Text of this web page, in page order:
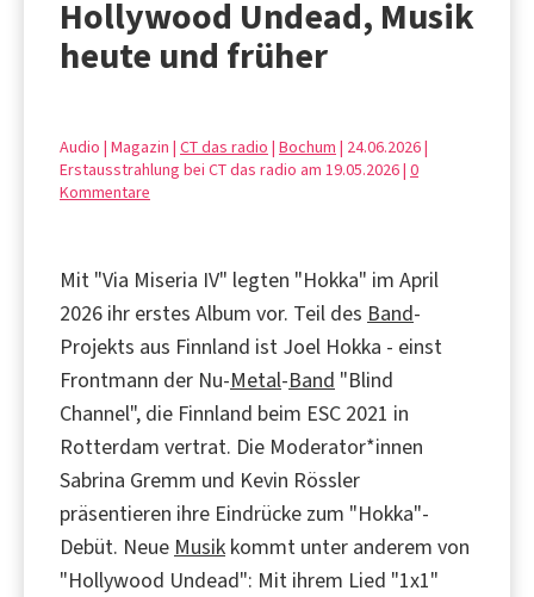
Hollywood Undead, Musik
heute und früher
Audio | Magazin | CT das radio | Bochum | 24.06.2026 |
Erstausstrahlung bei CT das radio am 19.05.2026 | 0
Kommentare
Mit "Via Miseria IV" legten "Hokka" im April
2026 ihr erstes Album vor. Teil des Band-
Projekts aus Finnland ist Joel Hokka - einst
Frontmann der Nu-Metal-Band "Blind
Channel", die Finnland beim ESC 2021 in
Rotterdam vertrat. Die Moderator*innen
Sabrina Gremm und Kevin Rössler
präsentieren ihre Eindrücke zum "Hokka"-
Debüt. Neue Musik kommt unter anderem von
"Hollywood Undead": Mit ihrem Lied "1x1"